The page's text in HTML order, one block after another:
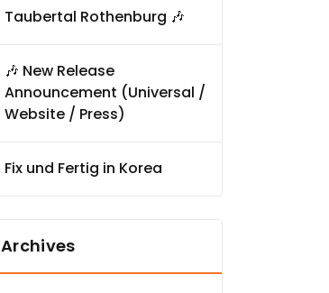
Taubertal Rothenburg 🎶
🎶 New Release
Announcement (Universal /
Website / Press)
Fix und Fertig in Korea
Archives